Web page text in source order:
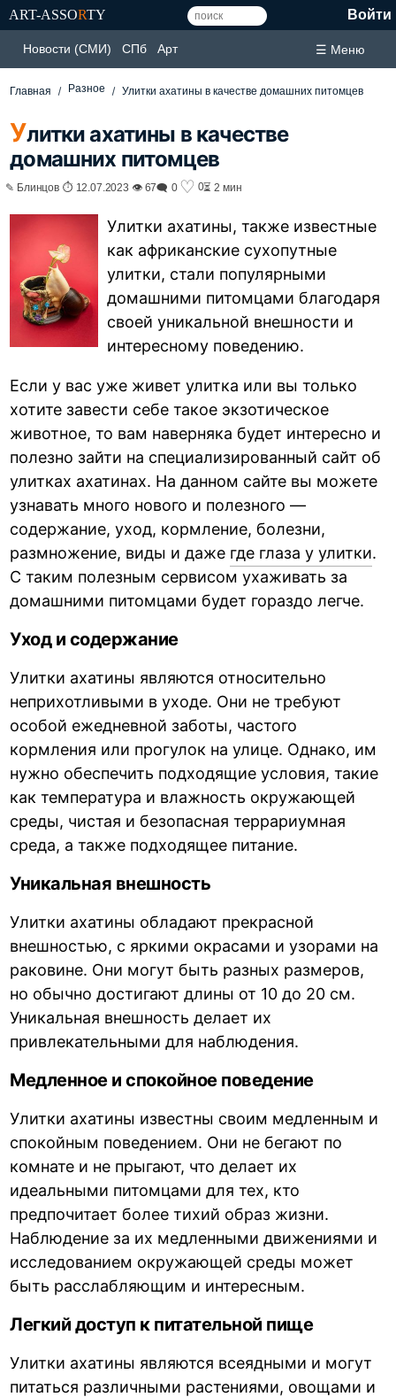
ART-ASSORTY Войти
Новости (СМИ) СПб Арт ☰ Меню
Главная Разное Улитки ахатины в качестве домашних питомцев
Улитки ахатины в качестве
домашних питомцев
✎ Блинцов ⏱ 12.07.2023 👁 67🗨 0 ♡ 0⏳ 2 мин
Улитки ахатины, также известные
как африканские сухопутные
улитки, стали популярными
домашними питомцами благодаря
своей уникальной внешности и
интересному поведению.
Если у вас уже живет улитка или вы только
хотите завести себе такое экзотическое
животное, то вам наверняка будет интересно и
полезно зайти на специализированный сайт об
улитках ахатинах. На данном сайте вы можете
узнавать много нового и полезного —
содержание, уход, кормление, болезни,
размножение, виды и даже где глаза у улитки.
С таким полезным сервисом ухаживать за
домашними питомцами будет гораздо легче.
Уход и содержание
Улитки ахатины являются относительно
неприхотливыми в уходе. Они не требуют
особой ежедневной заботы, частого
кормления или прогулок на улице. Однако, им
нужно обеспечить подходящие условия, такие
как температура и влажность окружающей
среды, чистая и безопасная террариумная
среда, а также подходящее питание.
Уникальная внешность
Улитки ахатины обладают прекрасной
внешностью, с яркими окрасами и узорами на
раковине. Они могут быть разных размеров,
но обычно достигают длины от 10 до 20 см.
Уникальная внешность делает их
привлекательными для наблюдения.
Медленное и спокойное поведение
Улитки ахатины известны своим медленным и
спокойным поведением. Они не бегают по
комнате и не прыгают, что делает их
идеальными питомцами для тех, кто
предпочитает более тихий образ жизни.
Наблюдение за их медленными движениями и
исследованием окружающей среды может
быть расслабляющим и интересным.
Легкий доступ к питательной пище
Улитки ахатины являются всеядными и могут
питаться различными растениями, овощами и